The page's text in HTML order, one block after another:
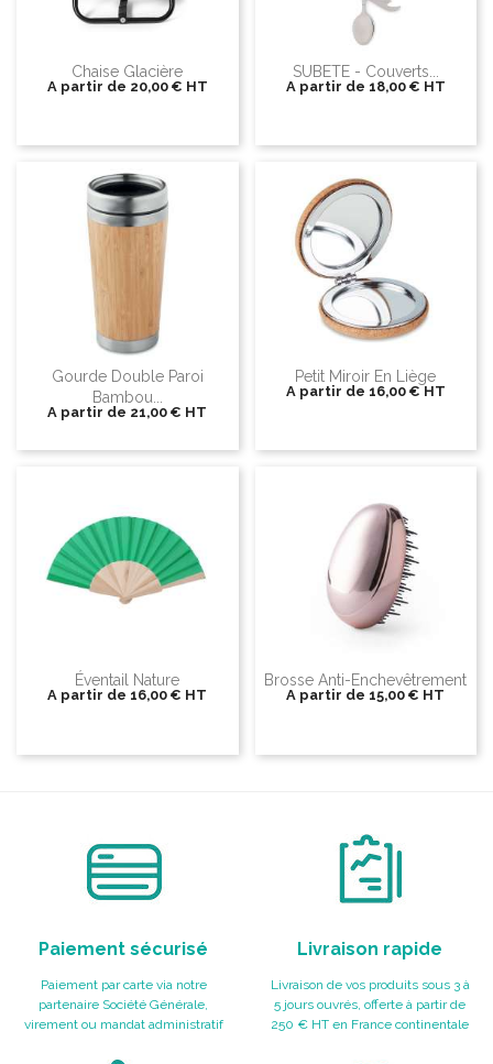
Chaise Glacière
A partir de 20,00 € HT
SUBETE - Couverts...
A partir de 18,00 € HT
Gourde Double Paroi
Bambou...
A partir de 21,00 € HT
Petit Miroir En Liège
A partir de 16,00 €HT
Éventail Nature
A partir de 16,00 € HT
Brosse Anti-Enchevêtrement
A partir de 15,00 € HT
Paiement sécurisé
Paiement par carte via notre
partenaire Société Générale,
virement ou mandat administratif
Livraison rapide
Livraison de vos produits sous 3 à
5 jours ouvrés, offerte à partir de
250 € HT en France continentale